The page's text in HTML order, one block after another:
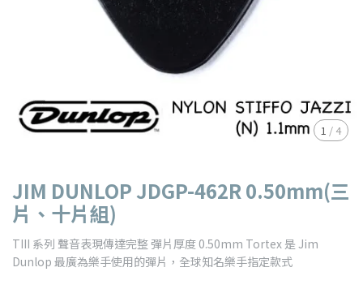
1 / 4
JIM DUNLOP JDGP-462R 0.50mm(三
片、十片組)
TIII 系列 聲音表現傳達完整 彈片厚度 0.50mm Tortex 是 Jim
Dunlop 最廣為樂手使用的彈片，全球知名樂手指定款式